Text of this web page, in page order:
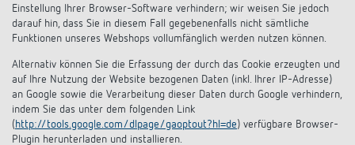
Einstellung Ihrer Browser-Software verhindern; wir weisen Sie jedoch
darauf hin, dass Sie in diesem Fall gegebenenfalls nicht sämtliche
Funktionen unseres Webshops vollumfänglich werden nutzen können.
Alternativ können Sie die Erfassung der durch das Cookie erzeugten und
auf Ihre Nutzung der Website bezogenen Daten (inkl. Ihrer IP-Adresse)
an Google sowie die Verarbeitung dieser Daten durch Google verhindern,
indem Sie das unter dem folgenden Link
( http://tools.google.com/dlpage/gaoptout?hl=de) verfügbare Browser-
Plugin herunterladen und installieren.